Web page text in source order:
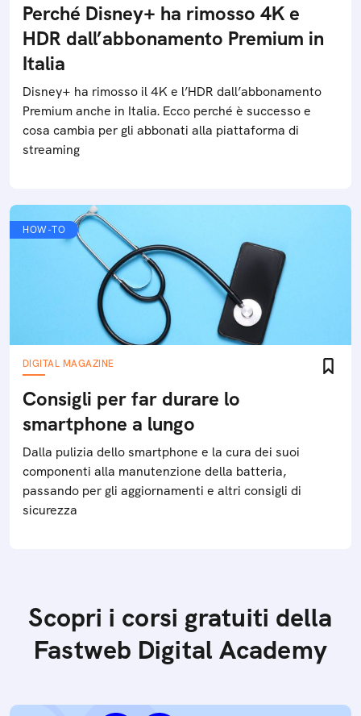
Perché Disney+ ha rimosso 4K e
HDR dall’abbonamento Premium in
Italia
Disney+ ha rimosso il 4K e l’HDR dall’abbonamento
Premium anche in Italia. Ecco perché è successo e
cosa cambia per gli abbonati alla piattaforma di
streaming
HOW-TO
DIGITAL MAGAZINE
Consigli per far durare lo
smartphone a lungo
Dalla pulizia dello smartphone e la cura dei suoi
componenti alla manutenzione della batteria,
passando per gli aggiornamenti e altri consigli di
sicurezza
Scopri i corsi gratuiti della
Fastweb Digital Academy